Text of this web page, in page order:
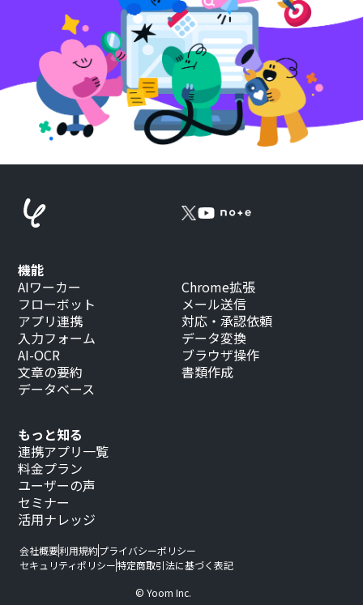
もっと知る
連携アプリ一覧
料金プラン
ユーザーの声
セミナー
活用ナレッジ
機能
AIワーカー
フローボット
アプリ連携
入力フォーム
AI-OCR
文章の要約
データベース
Chrome拡張
メール送信
対応・承認依頼
データ変換
ブラウザ操作
書類作成
会社概要利用規約プライバシーポリシー
セキュリティポリシー特定商取引法に基づく表記
© Yoom Inc.